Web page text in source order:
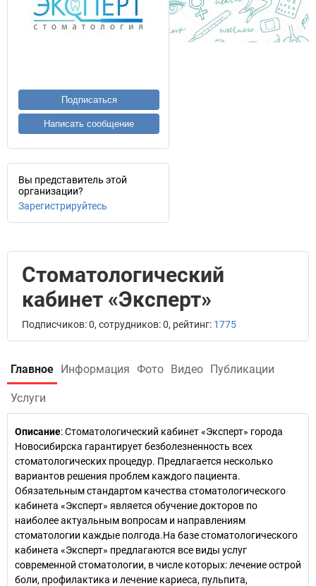
Подписаться
Написать сообщение
Вы представитель этой
организации?
Зарегистрируйтесь
Стоматологический
кабинет «Эксперт»
Подписчиков: 0, сотрудников: 0, рейтинг: 1775
Главное Информация Фото Видео Публикации
Услуги
Описание: Стоматологический кабинет «Эксперт» города
Новосибирска гарантирует безболезненность всех
стоматологических процедур. Предлагается несколько
вариантов решения проблем каждого пациента.
Обязательным стандартом качества стоматологического
кабинета «Эксперт» является обучение докторов по
наиболее актуальным вопросам и направлениям
стоматологии каждые полгода.На базе стоматологического
кабинета «Эксперт» предлагаются все виды услуг
современной стоматологии, в числе которых: лечение острой
боли, профилактика и лечение кариеса, пульпита,